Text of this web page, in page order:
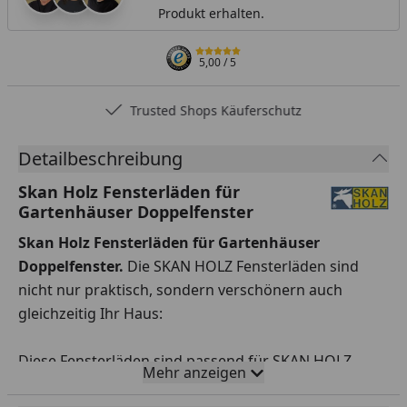
Produkt erhalten.
5,00/ 5
Trusted Shops Käuferschutz
Detailbeschreibung
Skan Holz Fensterläden für
Gartenhäuser Doppelfenster
Skan Holz Fensterläden für Gartenhäuser
Doppelfenster. Die SKAN HOLZ Fensterläden sind
nicht nur praktisch, sondern verschönern auch
gleichzeitig Ihr Haus:
Diese Fensterläden sind passend für SKAN HOLZ
Einzelfenster 2 x 57,5 x 70,5 cm aus der 28 und 45
Mehr anzeigen